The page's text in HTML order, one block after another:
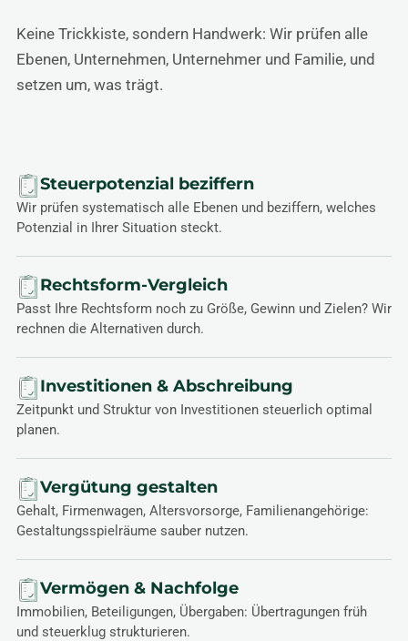
Keine Trickkiste, sondern Handwerk: Wir prüfen alle
Ebenen, Unternehmen, Unternehmer und Familie, und
setzen um, was trägt.
Steuerpotenzial beziffern
Wir prüfen systematisch alle Ebenen und beziffern, welches
Potenzial in Ihrer Situation steckt.
Rechtsform-Vergleich
Passt Ihre Rechtsform noch zu Größe, Gewinn und Zielen? Wir
rechnen die Alternativen durch.
Investitionen & Abschreibung
Zeitpunkt und Struktur von Investitionen steuerlich optimal
planen.
Vergütung gestalten
Gehalt, Firmenwagen, Altersvorsorge, Familienangehörige:
Gestaltungsspielräume sauber nutzen.
Vermögen & Nachfolge
Immobilien, Beteiligungen, Übergaben: Übertragungen früh
und steuerklug strukturieren.